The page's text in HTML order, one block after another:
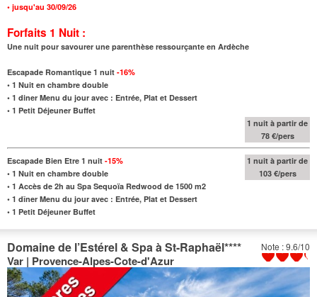
• jusqu'au 30/09/26
Forfaits 1 Nuit :
Une nuit pour savourer une parenthèse ressourçante en Ardèche
Escapade Romantique 1 nuit -16%
• 1 Nuit en chambre double
• 1 diner Menu du jour avec : Entrée, Plat et Dessert
• 1 Petit Déjeuner Buffet
1 nuit à partir de
78 €/pers
Escapade Bien Etre 1 nuit -15%
• 1 Nuit en chambre double
• 1 Accès de 2h au Spa Sequoïa Redwood de 1500 m2
• 1 dîner Menu du jour avec : Entrée, Plat et Dessert
• 1 Petit Déjeuner Buffet
1 nuit à partir de
103 €/pers
Note : 9.6/10
Domaine de l’Estérel & Spa à St-Raphaël****
Var | Provence-Alpes-Cote-d'Azur